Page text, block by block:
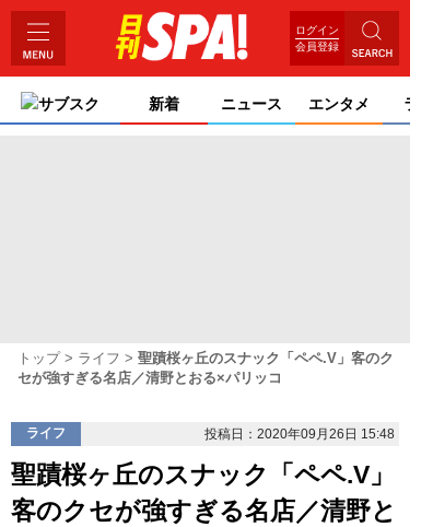
ログイン
会員登録
サブスク 新着 ニュース エンタメ ライ
トップ ライフ
聖蹟桜ヶ丘のスナック「ペペ.V」客のク
セが強すぎる名店／清野とおる×パリッコ
ライフ 投稿日：2020年09月26日 15:48
聖蹟桜ヶ丘のスナック「ペペ.V」
客のクセが強すぎる名店／清野と